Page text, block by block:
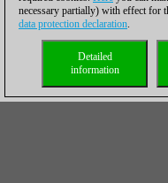
necessary partially) with effect for
data protection declaration.
Detailed
information